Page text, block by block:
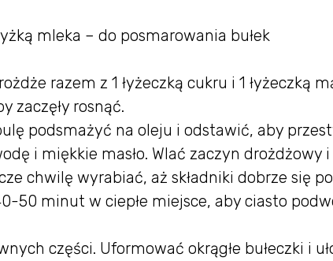
mleka – do posmarowania bułek
razem z 1 łyżeczką cukru i 1 łyżeczką
zaczęły rosnąć.
podsmażyć na oleju i odstawić, aby
i miękkie masło. Wlać zaczyn drożdżowy
chwilę wyrabiać, aż składniki dobrze się
50 minut w ciepłe miejsce, aby ciasto
części. Uformować okrągłe bułeczki i